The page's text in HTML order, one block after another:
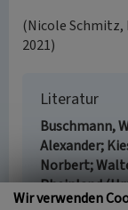
(Nicole
2021)
Literatur
Buschmann,
Alexander;
Norbert;
Rheinland
Westfalen.
Wir verwenden